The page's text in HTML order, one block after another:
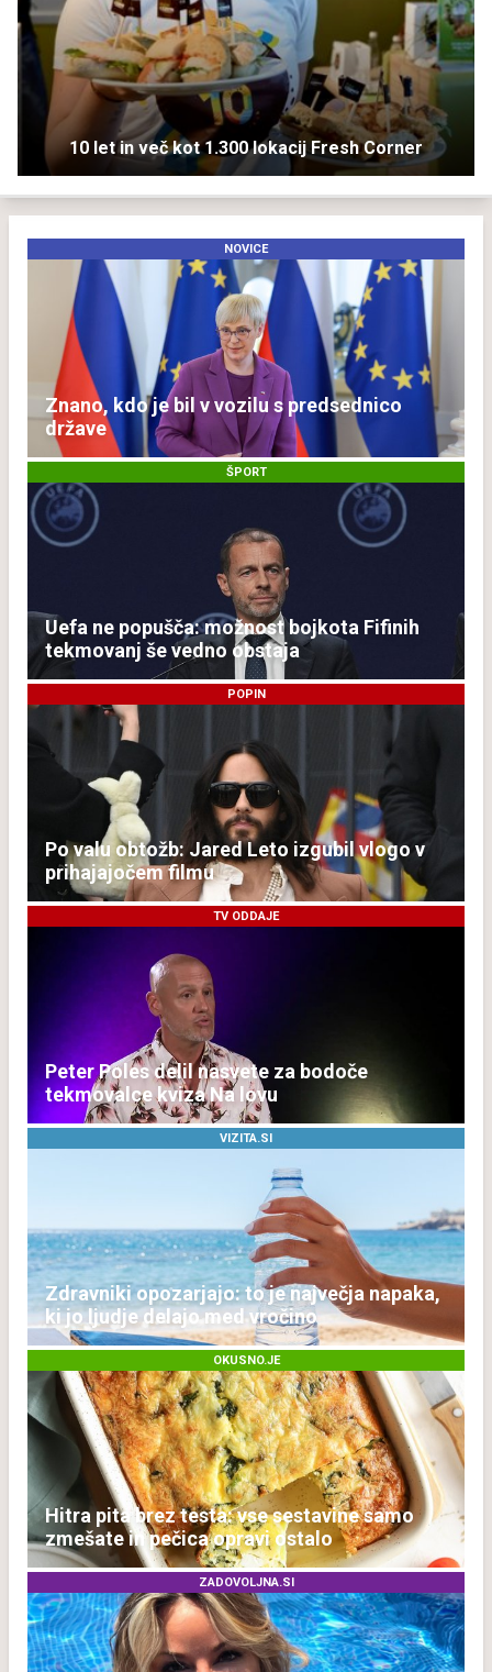
10 let in več kot 1.300 lokacij Fresh Corner
NOVICE
Znano, kdo je bil v vozilu s predsednico
države
ŠPORT
Uefa ne popušča: možnost bojkota Fifinih
tekmovanj še vedno obstaja
POPIN
Po valu obtožb: Jared Leto izgubil vlogo v
prihajajočem filmu
TV ODDAJE
Peter Poles delil nasvete za bodoče
tekmovalce kviza Na lovu
VIZITA.SI
Zdravniki opozarjajo: to je največja napaka,
ki jo ljudje delajo med vročino
OKUSNO.JE
Hitra pita brez testa: vse sestavine samo
zmešate in pečica opravi ostalo
ZADOVOLJNA.SI